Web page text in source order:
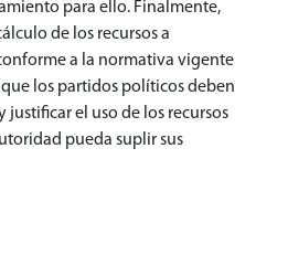
para ello. Finalmente,
de los recursos a
a la normativa vigente
los partidos políticos deben
justificar el uso de los recursos
pueda suplir sus